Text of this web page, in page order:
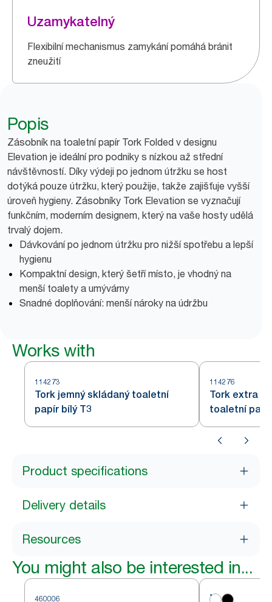
Uzamykatelný
Flexibilní mechanismus zamykání pomáhá bránit
zneužití
Popis
Zásobník na toaletní papír Tork Folded v designu
Elevation je ideální pro podniky s nízkou až střední
návštěvností. Díky výdeji po jednom útržku se host
dotýká pouze útržku, který použije, takže zajišťuje vyšší
úroveň hygieny. Zásobníky Tork Elevation se vyznačují
funkčním, moderním designem, který na vaše hosty udělá
trvalý dojem.
Dávkování po jednom útržku pro nižší spotřebu a lepší
hygienu
Kompaktní design, který šetří místo, je vhodný na
menší toalety a umývárny
Snadné doplňování: menší nároky na údržbu
Works with
114273
Tork jemný skládaný toaletní
papír bílý T3
114276
Tork extra
toaletní
Product specifications
Delivery details
Resources
You might also be interested in...
460006